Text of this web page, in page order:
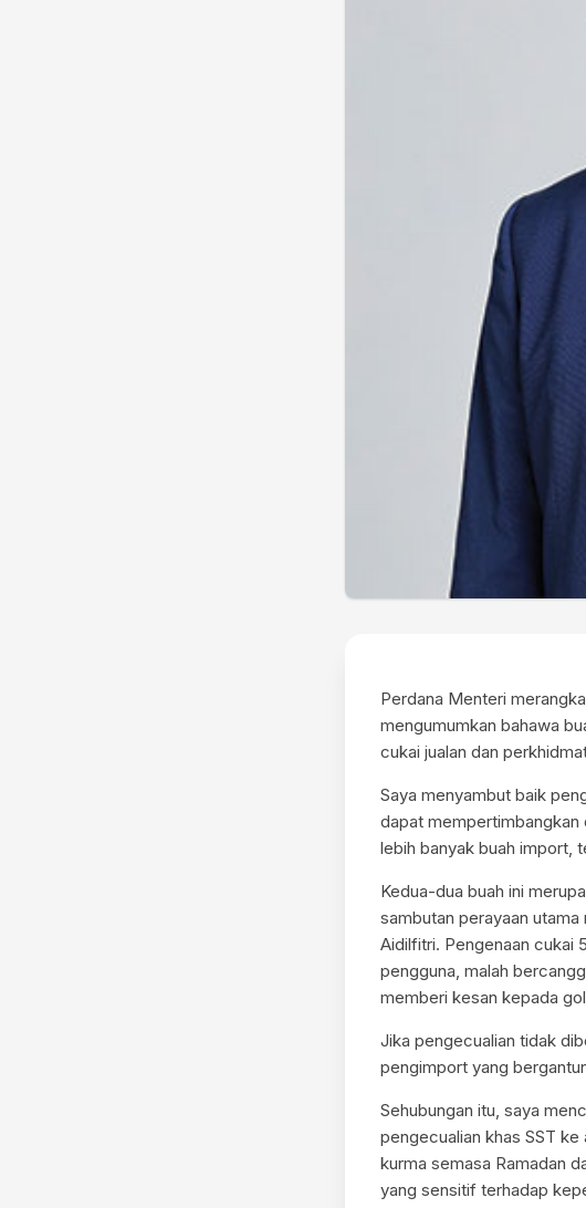
Perdana Menteri
mengumumkan bahawa
cukai jualan dan
Saya menyambut baik
dapat mempertimbangkan
lebih banyak buah import,
Kedua-dua buah ini
sambutan perayaan utama
Aidilfitri. Pengenaan cukai
pengguna, malah
memberi kesan kepada
Jika pengecualian tidak
pengimport yang
Sehubungan itu, saya
pengecualian khas SST ke
kurma semasa Ramadan
yang sensitif terhadap